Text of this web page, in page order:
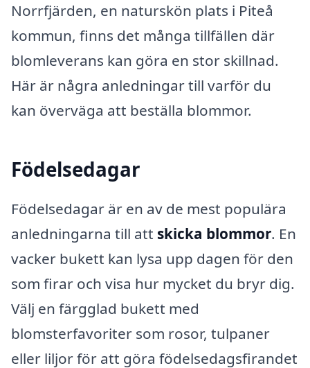
Norrfjärden, en naturskön plats i Piteå
kommun, finns det många tillfällen där
blomleverans kan göra en stor skillnad.
Här är några anledningar till varför du
kan överväga att beställa blommor.
Födelsedagar
Födelsedagar är en av de mest populära
anledningarna till att skicka blommor. En
vacker bukett kan lysa upp dagen för den
som firar och visa hur mycket du bryr dig.
Välj en färgglad bukett med
blomsterfavoriter som rosor, tulpaner
eller liljor för att göra födelsedagsfirandet